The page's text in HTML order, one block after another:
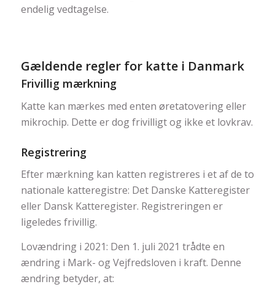
endelig vedtagelse.
Gældende regler for katte i Danmark
Frivillig mærkning
Katte kan mærkes med enten øretatovering eller
mikrochip. Dette er dog frivilligt og ikke et lovkrav.
Registrering
Efter mærkning kan katten registreres i et af de to
nationale katteregistre: Det Danske Katteregister
eller Dansk Katteregister. Registreringen er
ligeledes frivillig.
Lovændring i 2021: Den 1. juli 2021 trådte en
ændring i Mark- og Vejfredsloven i kraft. Denne
ændring betyder, at: